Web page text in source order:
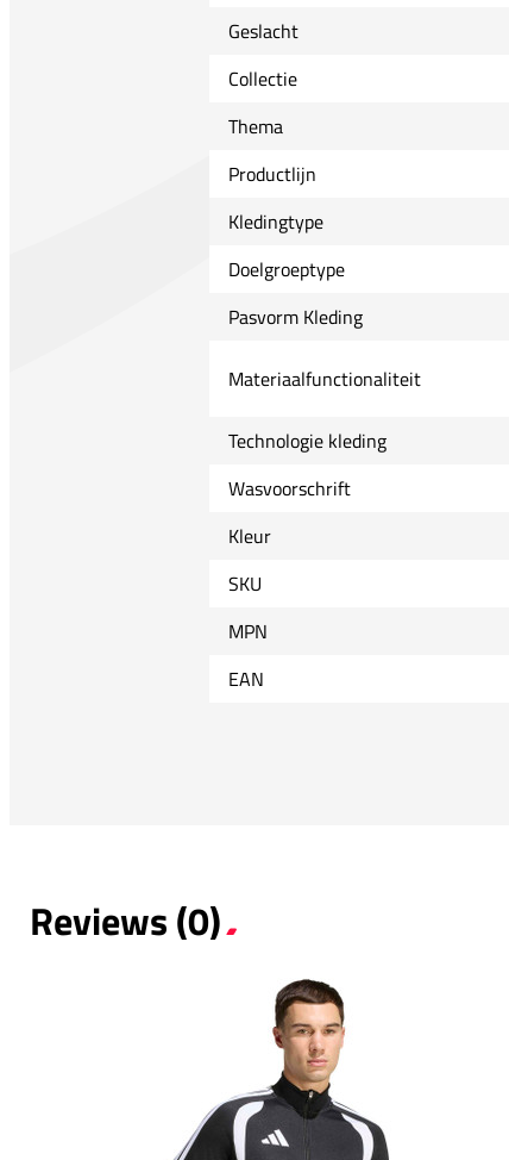
Geslacht
Collectie
Thema
Productlijn
Kledingtype
Doelgroeptype
Pasvorm Kleding
Materiaalfunctionaliteit
Technologie kleding
Wasvoorschrift
Kleur
SKU
MPN
EAN
Reviews (0)